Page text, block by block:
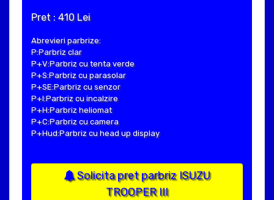
Pret : 410 Lei
Abrevieri parbrize:
P:Parbriz clar
P+V:Parbriz cu tenta verde
P+S:Parbriz cu parasolar
P+SE:Parbriz cu senzor
P+I:Parbriz cu incalzire
P+H:Parbriz heliomat
P+C:Parbriz cu camera
P+Hud:Parbriz cu head up display
Solicita pret parbriz ISUZU
TROOPER III